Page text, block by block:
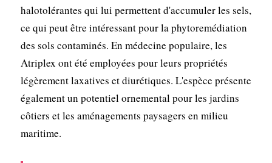
halotolérantes qui lui permettent d'accumuler les sels,
ce qui peut être intéressant pour la phytoremédiation
des sols contaminés. En médecine populaire, les
Atriplex ont été employées pour leurs propriétés
légèrement laxatives et diurétiques. L'espèce présente
également un potentiel ornemental pour les jardins
côtiers et les aménagements paysagers en milieu
maritime.